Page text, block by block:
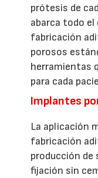
prótesis de
abarca todo el
fabricación
porosos
herramientas
para cada
Implantes
La aplicación
fabricación
producción de
fijación sin